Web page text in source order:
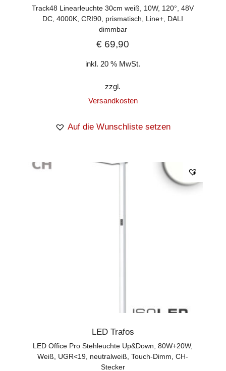
Track48 Linearleuchte 30cm weiß, 10W, 120°, 48V
DC, 4000K, CRI90, prismatisch, Line+, DALI
dimmbar
€ 69,90
inkl. 20 % MwSt.
zzgl.
Versandkosten
Auf die Wunschliste setzen
LED Trafos
LED Office Pro Stehleuchte Up&Down, 80W+20W,
Weiß, UGR<19, neutralweiß, Touch-Dimm, CH-
Stecker